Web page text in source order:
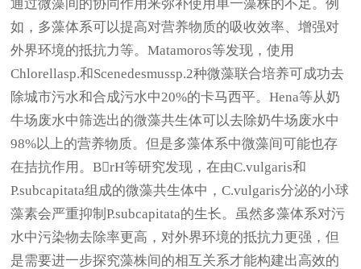
通过微藻间的协同作用来弥补使用单一藻株的不足。例
如，多藻体系可以提高对营养物质的吸收效率、增强对
外界环境的抵抗力等。Matamoros等发现，使用
Chlorellasp.和Scenedesmussp.2种微藻联合培养可成功去
除城市污水和合成污水中20%的卡马西平。Hena等从奶
牛场废水中筛选出的微藻共生体可以去除奶牛场废水中
98%以上的营养物质。但是多藻体系中微藻间可能也存
在拮抗作用。BrH等研究发现，在由C.vulgaris和
P.subcapitata组成的微藻共生体中，C.vulgaris分泌的小球
藻素会严重抑制P.subcapitata的生长。虽然多藻体系对污
水中污染物去除率更高，对外界环境的抵抗力更强，但
是需要进一步探究藻株间的相互关系才能构建出高效的